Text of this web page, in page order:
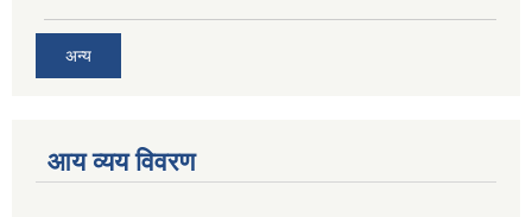
अन्य
आय व्यय विवरण